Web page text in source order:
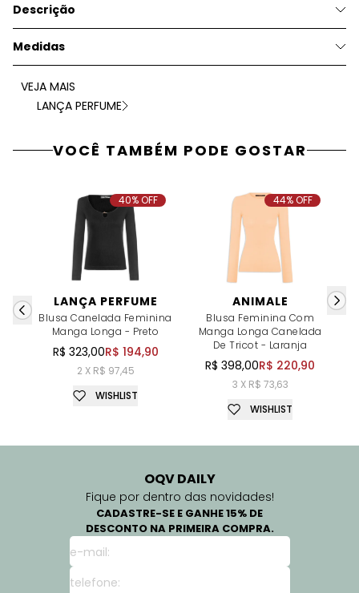
Descrição
Medidas
VEJA MAIS
LANÇA PERFUME
VOCÊ TAMBÉM PODE GOSTAR
LANÇA PERFUME
Blusa Canelada Feminina
Manga Longa - Preto
R$ 323,00R$ 194,90
2 X R$ 97,45
40% OFF
WISHLIST
ANIMALE
Blusa Feminina Com
Manga Longa Canelada
De Tricot - Laranja
R$ 398,00R$ 220,90
3 X R$ 73,63
44% OFF
WISHLIST
OQV DAILY
Fique por dentro das novidades!
CADASTRE-SE E GANHE 15% DE
DESCONTO NA PRIMEIRA COMPRA.